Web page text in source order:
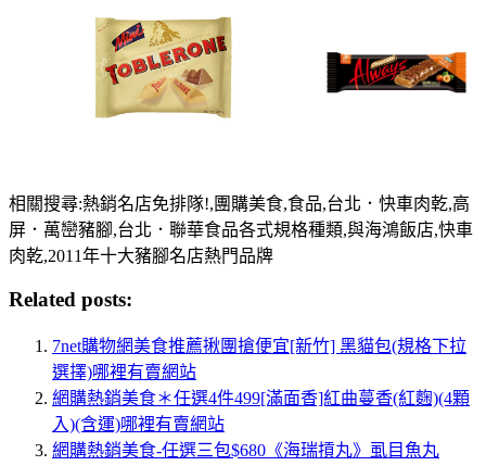
相關搜尋:熱銷名店免排隊!,團購美食,食品,台北．快車肉乾,高
屏．萬巒豬腳,台北．聯華食品各式規格種類,與海鴻飯店,快車
肉乾,2011年十大豬腳名店熱門品牌
Related posts:
7net購物網美食推薦揪團搶便宜[新竹] 黑貓包(規格下拉
選擇)哪裡有賣網站
網購熱銷美食＊任選4件499[滿面香]紅曲蔓香(紅麴)(4顆
入)(含運)哪裡有賣網站
網購熱銷美食-任選三包$680《海瑞摃丸》虱目魚丸